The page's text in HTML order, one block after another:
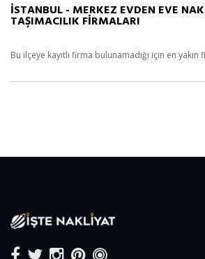
İSTANBUL - MERKEZ EVDEN EVE
TAŞIMACILIK FİRMALARI
Bu ilçeye kayıtlı firma bulunamadığı için en